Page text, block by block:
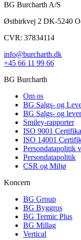
BG Burcharth A/S
Østbirkvej 2 DK-5240
CVR: 37834114
info@burcharth.dk
+45 66 11 99 66
BG Burcharth
Om os
BG Salgs- og
BG Salgs- og
Smiley-rapporter
ISO 9001
ISO 14001
Persondatapolitik
Persondatapolitik
CSR og Miljø
Koncern
BG Group
BG Byggros
BG Termic Plus
BG Millag
Vertical